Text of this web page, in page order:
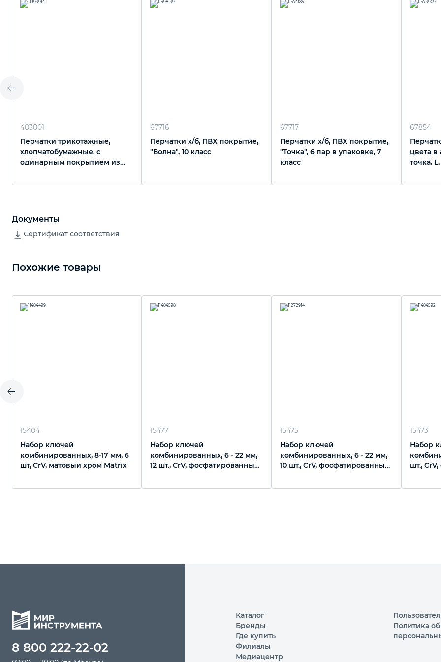
403001
Перчатки трикотажные,
хлопчатобумажные, с
одинарным покрытием из
67716
Перчатки х/б, ПВХ покрытие,
"Волна", 10 класс
67717
Перчатки х/б, ПВХ покрытие,
"Точка", 6 пар в упаковке, 7
класс
67854
цвета в
точка,
Документы
Сертификат соответствия
Похожие товары
15404
Набор ключей
комбинированных, 8-17 мм, 6
шт, CrV, матовый хром Matrix
15477
Набор ключей
комбинированных, 6 - 22 мм,
12 шт., CrV, фосфатированные
15475
Набор ключей
комбинированных, 6 - 22 мм,
10 шт., CrV, фосфатированные
15473
Набор
шт.,
8 800 222-22-02
Каталог
Бренды
Где купить
Филиалы
Медиацентр
Политика